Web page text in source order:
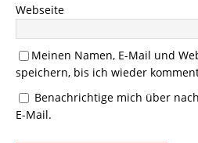
Webseite
Meinen Namen, E-Mail und
speichern, bis ich wieder
Benachrichtige mich über
E-Mail.